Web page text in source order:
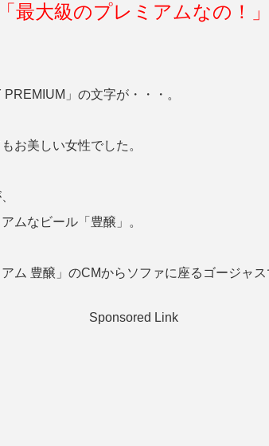
「最大級のプレミアムなの！」
」の文字が・・・。
お美しい女性でした。
ムなビール「豊醸」。
ム 豊醸」のCMからソファに座るゴージャス
Sponsored Link